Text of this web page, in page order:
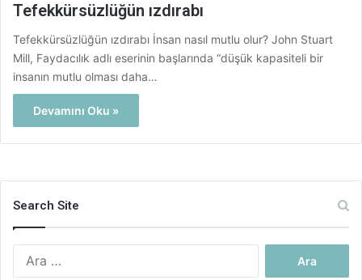
Tefekkürsüzlüğün ızdırabı
Tefekkürsüzlüğün ızdırabı İnsan nasıl mutlu olur? John Stuart
Mill, Faydacılık adlı eserinin başlarında “düşük kapasiteli bir
insanın mutlu olması daha…
Devamını Oku »
Search Site